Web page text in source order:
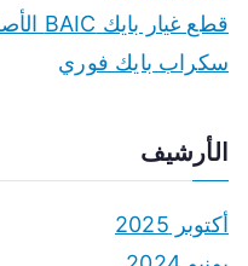
سكراب بايك فوري
الأرشيف
أكتوبر 2025